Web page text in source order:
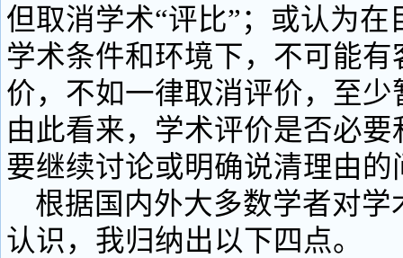
但取消学术“评比”；或认为在
学术条件和环境下，不可能
价，不如一律取消评价，至
由此看来，学术评价是否必
要继续讨论或明确说清理由的
根据国内外大多数学者对学
认识，我归纳出以下四点。